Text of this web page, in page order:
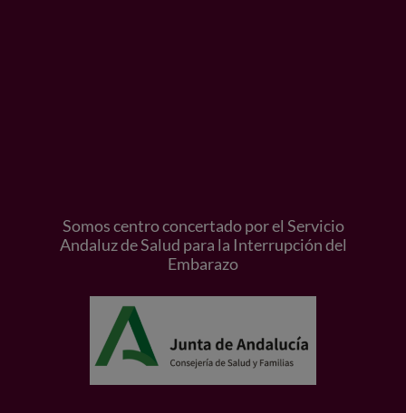
Somos centro concertado por el Servicio
Andaluz de Salud para la Interrupción del
Embarazo